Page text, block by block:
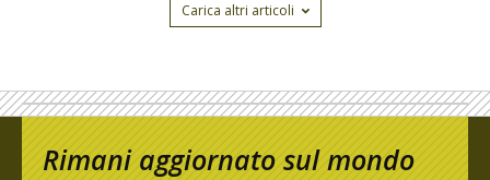
Carica altri articoli
Rimani aggiornato sul mondo